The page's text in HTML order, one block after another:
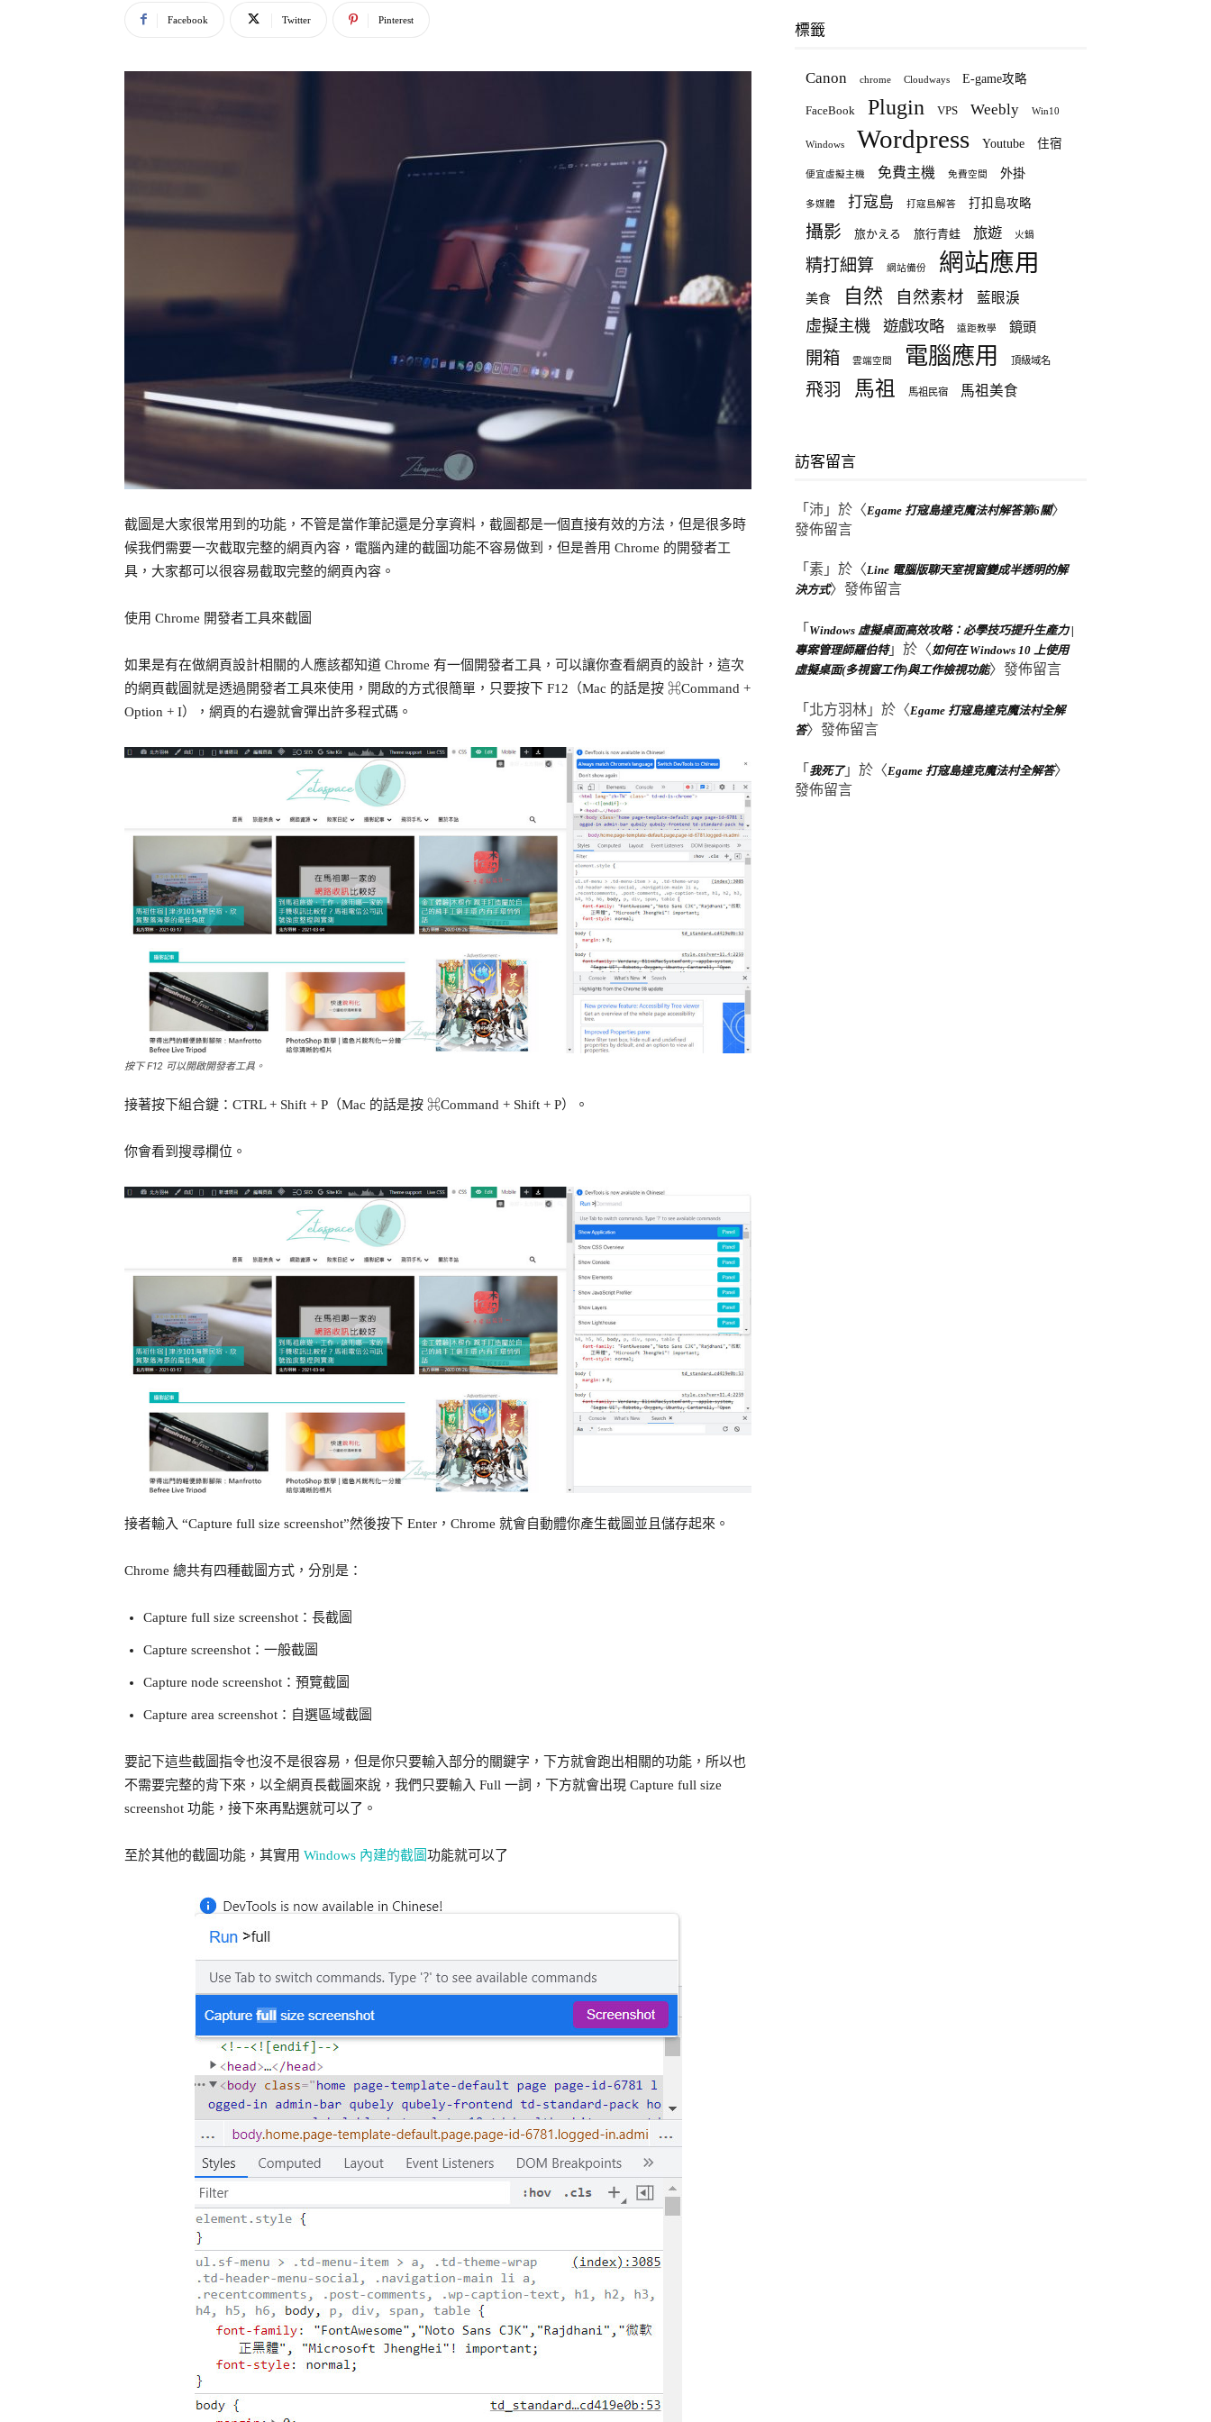
Facebook Twitter Pinterest
截圖是大家很常用到的功能，不管是當作筆記還是分享資料，截圖都是一個直接有效的方法，但是很多時
候我們需要一次截取完整的網頁內容，電腦內建的截圖功能不容易做到，但是善用 Chrome 的開發者工
具，大家都可以很容易截取完整的網頁內容。
使用 Chrome 開發者工具來截圖
如果是有在做網頁設計相關的人應該都知道 Chrome 有一個開發者工具，可以讓你查看網頁的設計，這次
的網頁截圖就是透過開發者工具來使用，開啟的方式很簡單，只要按下 F12（Mac 的話是按 ⌘Command +
Option + I），網頁的右邊就會彈出許多程式碼。
按下 F12 可以開啟開發者工具。
接著按下組合鍵：CTRL + Shift + P（Mac 的話是按 ⌘Command + Shift + P）。
你會看到搜尋欄位。
接者輸入 “Capture full size screenshot”然後按下 Enter，Chrome 就會自動體你產生截圖並且儲存起來。
Chrome 總共有四種截圖方式，分別是：
Capture full size screenshot：長截圖
Capture screenshot：一般截圖
Capture node screenshot：預覽截圖
Capture area screenshot：自選區域截圖
要記下這些截圖指令也沒不是很容易，但是你只要輸入部分的關鍵字，下方就會跑出相關的功能，所以也
不需要完整的背下來，以全網頁長截圖來說，我們只要輸入 Full 一詞，下方就會出現 Capture full size
screenshot 功能，接下來再點選就可以了。
至於其他的截圖功能，其實用 Windows 內建的截圖功能就可以了
標籤
Canon chrome Cloudways E-game攻略
FaceBook Plugin VPS Weebly Win10
Windows Wordpress Youtube 住宿
便宜虛擬主機 免費主機 免費空間 外掛
多媒體 打寇島 打寇島解答 打扣島攻略
攝影 旅かえる 旅行青蛙 旅遊 火鍋
精打細算 網站備份 網站應用
美食 自然 自然素材 藍眼淚
虛擬主機 遊戲攻略 遠距教學 鏡頭
開箱 雲端空間 電腦應用 頂級域名
飛羽 馬祖 馬祖民宿 馬祖美食
訪客留言
「 沛 」於〈Egame 打寇島達克魔法村解答第6關〉
發佈留言
「 素 」於〈Line 電腦版聊天室視窗變成半透明的解
決方式〉發佈留言
「 Windows 虛擬桌面高效攻略：必學技巧提升生產力 |
專案管理師羅伯特」於〈 如何在 Windows 10 上使用
虛擬桌面(多視窗工作)與工作檢視功能〉發佈留言
「 北方羽林 」於〈Egame 打寇島達克魔法村全解
答〉發佈留言
「 我死了」於〈Egame 打寇島達克魔法村全解答〉
發佈留言